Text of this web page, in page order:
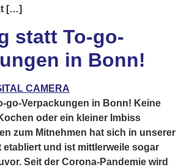
[…]
statt To-go-
in Bonn!
go-Verpackungen in Bonn! Keine
oder ein kleiner Imbiss
zum Mitnehmen hat sich in unserer
etabliert und ist mittlerweile sogar
Seit der Corona-Pandemie wird